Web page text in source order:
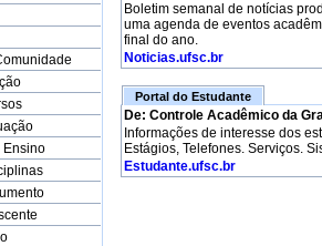
Ensino
Boletim semanal de notícias
uma agenda de eventos
final do ano.
Noticias.ufsc.br
Portal do Estudante
De: Controle Acadêmico da
Informações de interesse dos
Estágios, Telefones. Serviços.
Estudante.ufsc.br